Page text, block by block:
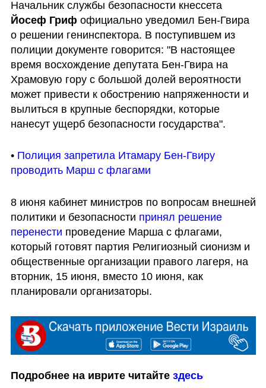
Начальник службы безопасности кнессета
Йосеф Гриф официально уведомил Бен-Гвира
о решении генинспектора. В поступившем из
полиции документе говорится: "В настоящее
время восхождение депутата Бен-Гвира на
Храмовую гору с большой долей вероятности
может привести к обострению напряженности и
вылиться в крупные беспорядки, которые
нанесут ущерб безопасности государства".
• Полиция запретила Итамару Бен-Гвиру
проводить Марш с флагами
8 июня кабинет министров по вопросам внешней
политики и безопасности принял решение
перенести проведение Марша с флагами,
который готовят партия Религиозный сионизм и
общественные организации правого лагеря, на
вторник, 15 июня, вместо 10 июня, как
планировали организаторы.
Подробнее на иврите читайте здесь